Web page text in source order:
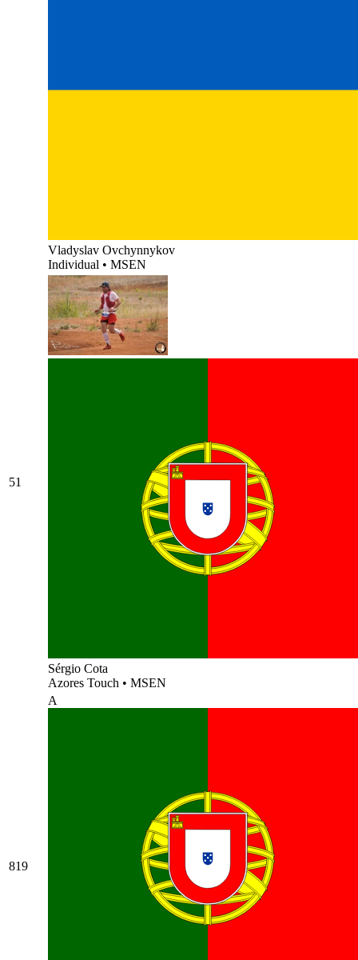
Vladyslav Ovchynnykov
Individual • MSEN
51
Sérgio Cota
Azores Touch • MSEN
819
A